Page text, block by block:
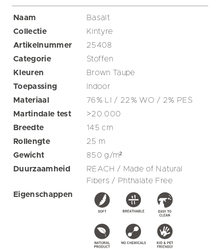
Naam
Basalt
Collectie
Kintyre
Artikelnummer
25408
Categorie
Stoffen
Kleuren
Brown Taupe
Toepassing
Indoor
Materiaal
76% LI / 22% WO / 2% PES
Martindale test
>20.000
Breedte
145cm
Rollengte
25 m
Gewicht
850g/m²
Duurzaamheid
REACH / Made of Natural
Fibers / Phthalate Free
Eigenschappen